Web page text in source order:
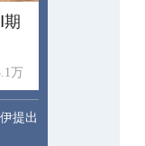
期
万
提出